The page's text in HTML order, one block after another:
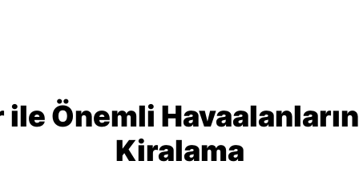
Önemli
Kiralama